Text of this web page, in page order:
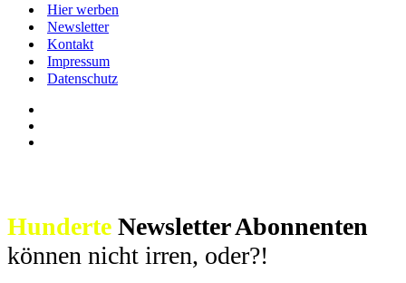
Hier werben
Newsletter
Kontakt
Impressum
Datenschutz
Hunderte Newsletter Abonnenten
können nicht irren, oder?!